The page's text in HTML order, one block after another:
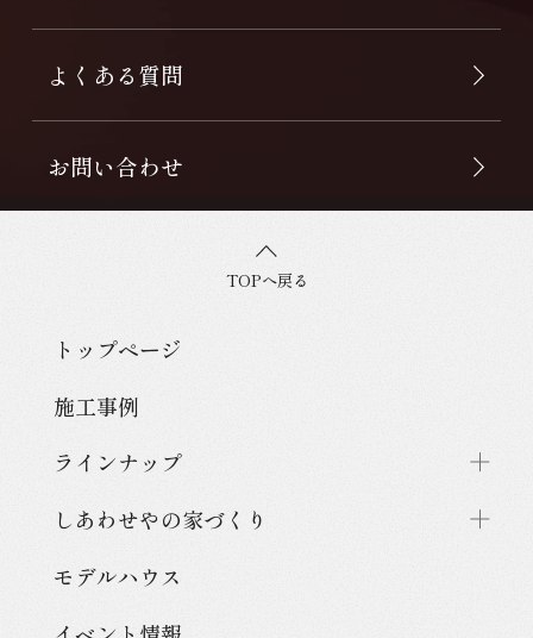
よくある質問
お問い合わせ
TOPへ戻る
トップページ
施工事例
ラインナップ
しあわせやの家づくり
モデルハウス